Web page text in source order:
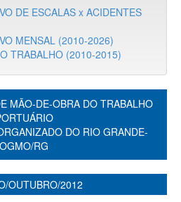
DE ESCALAS x ACIDENTES
MENSAL (2010-2026)
TRABALHO (2010-2015)
MÃO-DE-OBRA DO TRABALHO
DO RIO GRANDE-
OGMO/RG
OUTUBRO/2012